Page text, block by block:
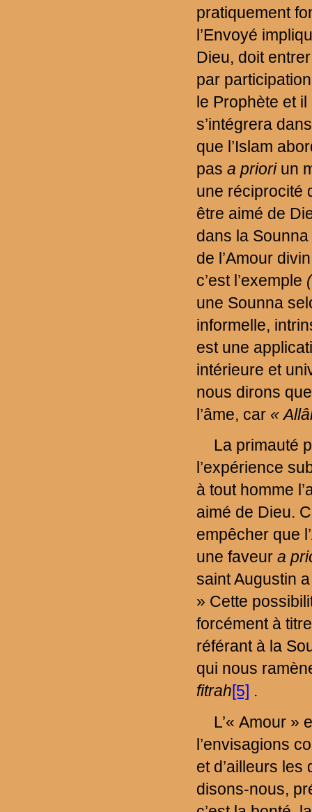
pratiquement
l’Envoyé
Dieu, doit
par
le Prophète et
s’intégrera
que l’Islam
pas a prioriun
une réciprocité
être aimé de
dans la
de l’Amour
c’est l’exemple
une Sounna
informelle,
est une
intérieure et
nous dirons
l’âme, car «
La primauté
l’expérience
à tout homme
aimé de Dieu.
empêcher que
une faveur a
saint Augustin
» Cette
forcément à
référant à la
qui nous
fitrah[5] .
L’« Amour »
l’envisagions
et d’ailleurs
disons-nous,